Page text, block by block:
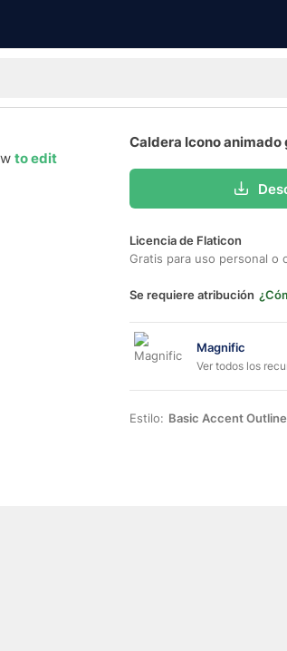
to edit
Caldera Icono
Licencia de Flaticon
Gratis para uso personal o
Se requiere atribución
Magnific
Ver todos los
Estilo: Basic Accent Outline